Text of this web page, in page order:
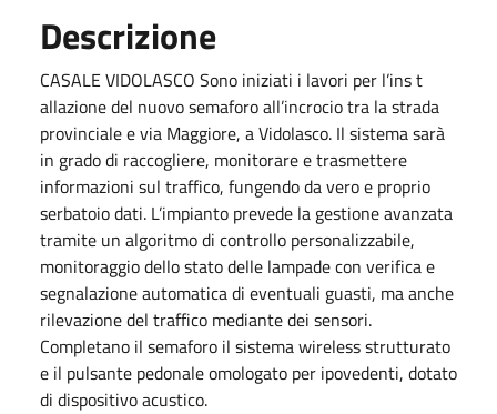
Descrizione
CASALE VIDOLASCO Sono iniziati i lavori per l’ins t
allazione del nuovo semaforo all’incrocio tra la strada
provinciale e via Maggiore, a Vidolasco. Il sistema sarà
in grado di raccogliere, monitorare e trasmettere
informazioni sul traffico, fungendo da vero e proprio
serbatoio dati. L’impianto prevede la gestione avanzata
tramite un algoritmo di controllo personalizzabile,
monitoraggio dello stato delle lampade con verifica e
segnalazione automatica di eventuali guasti, ma anche
rilevazione del traffico mediante dei sensori.
Completano il semaforo il sistema wireless strutturato
e il pulsante pedonale omologato per ipovedenti, dotato
di dispositivo acustico.